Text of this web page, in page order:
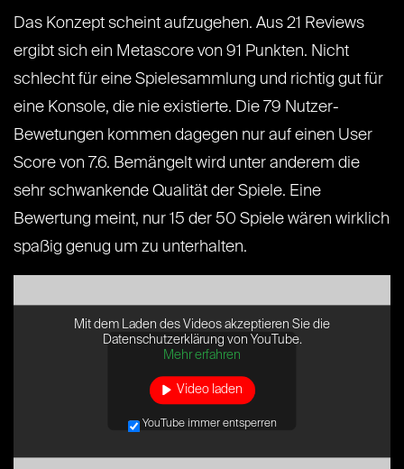
Das Konzept scheint aufzugehen. Aus 21 Reviews
ergibt sich ein Metascore von 91 Punkten. Nicht
schlecht für eine Spielesammlung und richtig gut für
eine Konsole, die nie existierte. Die 79 Nutzer-
Bewetungen kommen dagegen nur auf einen User
Score von 7.6. Bemängelt wird unter anderem die
sehr schwankende Qualität der Spiele. Eine
Bewertung meint, nur 15 der 50 Spiele wären wirklich
spaßig genug um zu unterhalten.
Mit dem Laden des Videos akzeptieren Sie die
Datenschutzerklärung von YouTube.
Mehr erfahren
Video laden
YouTube immer entsperren